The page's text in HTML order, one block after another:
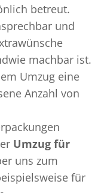
betreut.
und
machbar ist.
Umzug eine
Anzahl von
Umzug für
uns zum
für